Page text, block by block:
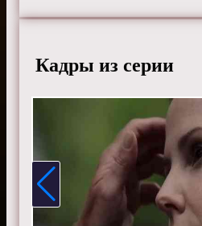
Режиссер:Майкл Уоткинс
Клаттенхофф, Райан Эгголд,
Ленникс.
Смотрите онлайн 2 сезон 4
бесплатно в хорошем HD
планшете, пк или телевизоре
Кадры из серии